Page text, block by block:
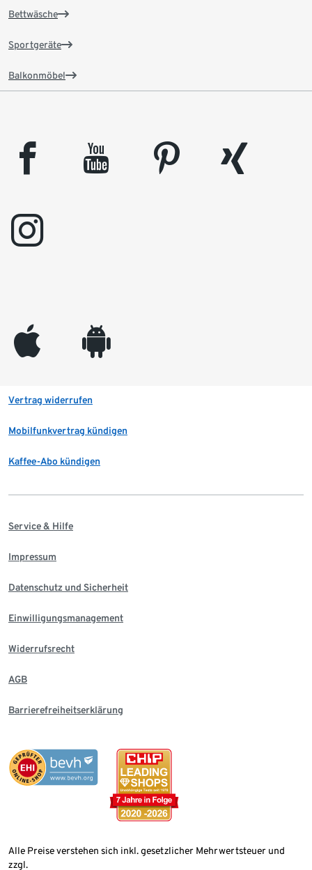
Bettwäsche
Sportgeräte
Balkonmöbel
facebook youtube pinterest
xing
instagram
appleinc android
Vertrag widerrufen
Mobilfunkvertrag kündigen
Kaffee-Abo kündigen
Service & Hilfe
Impressum
Datenschutz und Sicherheit
Einwilligungsmanagement
Widerrufsrecht
AGB
Barrierefreiheitserklärung
Alle Preise verstehen sich inkl. gesetzlicher Mehrwertsteuer und
zzgl.